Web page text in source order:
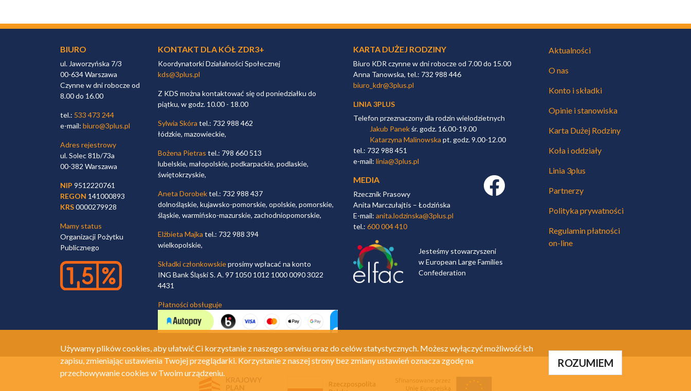
BIURO
ul. Jaworzyńska 7/3
00-634 Warszawa
Czynne w dni robocze od
8.00 do 16.00
tel.: 533 473 244
e-mail: biuro@3plus.pl
Adres rejestrowy
ul. Solec 81b/73a
00-382 Warszawa
NIP 9512220761
REGON 141000893
KRS0000279928
Mamy status
Organizacji Pożytku
Publicznego
KONTAKT DLA KÓŁ ZDR3+
Koordynatorki Działalności Społecznej
kds@3plus.pl
Z KDS można kontaktować się od poniedziałku do
piątku, w godz. 10.00 - 18.00
Sylwia Skóra tel.: 732 988 462
łódzkie, mazowieckie,
Bożena Pietras tel.: 798 660 513
lubelskie, małopolskie, podkarpackie, podlaskie,
świętokrzyskie,
Aneta Dorobektel.: 732 988 437
dolnośląskie, kujawsko-pomorskie, opolskie, pomorskie,
śląskie, warmińsko-mazurskie, zachodniopomorskie,
Elżbieta Majka tel.: 732 988 394
wielkopolskie,
Składki członkowskieprosimy wpłacać na konto
ING Bank Śląski S. A. 97 1050 1012 1000 0090 3022
4431
Płatności obsługuje
KARTA DUŻEJ RODZINY
Biuro KDR czynne w dni robocze od 7.00 do 15.00
Anna Tanowska, tel.: 732 988 446
biuro_kdr@3plus.pl
LINIA 3PLUS
Telefon przeznaczony dla rodzin wielodzietnych
Jakub Panekśr. godz. 16.00-19.00
Katarzyna Malinowska pt. godz. 9.00-12.00
tel.: 732 988 451
e-mail: linia@3plus.pl
MEDIA
Rzecznik Prasowy
Anita Marczułajtis – Łodzińska
E-mail: anita.lodzinska@3plus.pl
tel.: 600 004 410
Facebook link
Jesteśmy stowarzyszeni
w European Large Families
Confederation
Aktualności
O nas
Konto i składki
Opinie i stanowiska
Karta Dużej Rodziny
Koła i oddziały
Linia 3plus
Partnerzy
Polityka prywatności
Regulamin płatności
on-line
Używamy plików cookies, aby ułatwić Ci korzystanie z naszego serwisu oraz do celów statystycznych. Możesz wyłączyć możliwość ich
zapisu, zmieniając ustawienia Twojej przeglądarki. Korzystanie z naszej strony bez zmiany ustawień oznacza zgodę na
przechowywanie cookies w Twoim urządzeniu.
ROZUMIEM